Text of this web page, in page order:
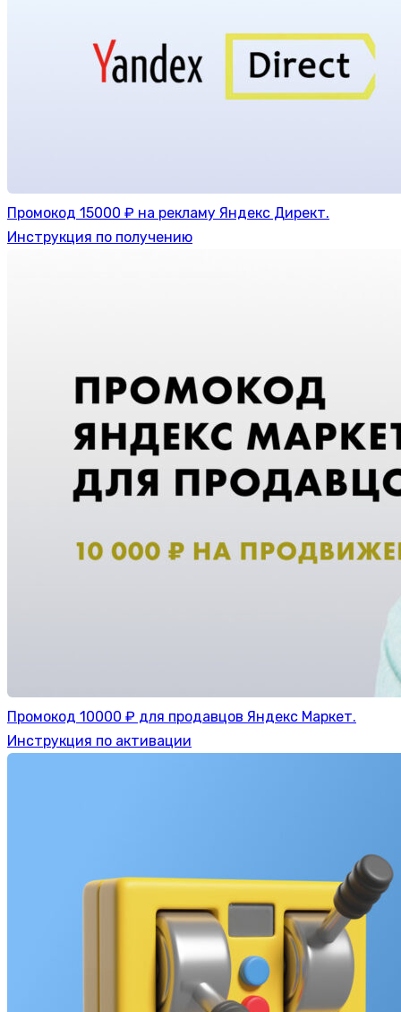
Промокод 15000 ₽ на рекламу Яндекс Директ.
Инструкция по получению
Промокод 10000 ₽ для продавцов Яндекс Маркет.
Инструкция по активации